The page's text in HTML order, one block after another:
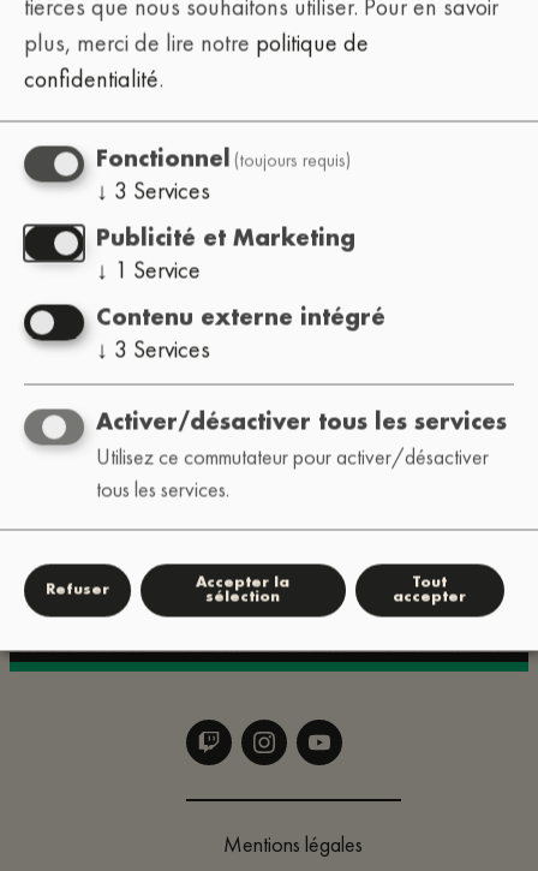
informations sur le lieu, questions
générales
Organisateur d'événements
accueillir le Lo-Fi Festival dans votre ville
(fonctionnement, conditions requises, etc.)
Artiste
demandes de réservation
Presse / médias
accréditations presse, dossier de presse et
informations
Site web: traductions
manquantes/erronées, bugs, idées
Pour les questions rapides, envoyez-nous un
message privé sur Instagram :@lofi_festival.
Mentions légales
tierces que nous souhaitons utiliser. Pour en savoir
plus, merci de lire notre politique de
confidentialité.
Fonctionnel (toujours requis)
↓ 3 Services
Publicité et Marketing
↓ 1 Service
Contenu externe intégré
↓ 3 Services
Activer/désactiver tous les services
Utilisez ce commutateur pour activer/désactiver
tous les services.
Refuser
Accepter la
sélection
Tout
accepter